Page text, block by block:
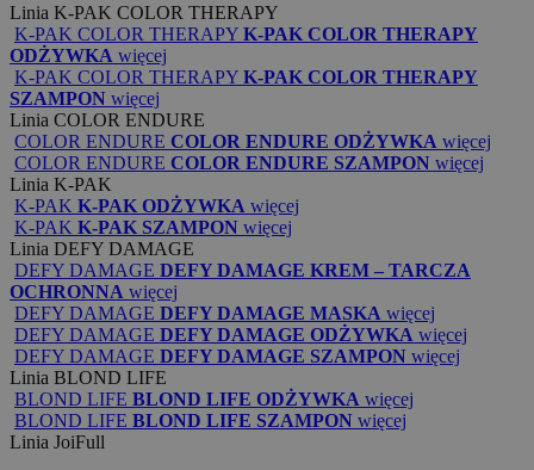
Linia K-PAK COLOR THERAPY
K-PAK COLOR THERAPY K-PAK COLOR THERAPY
ODŻYWKA więcej
K-PAK COLOR THERAPY K-PAK COLOR THERAPY
SZAMPON więcej
Linia COLOR ENDURE
COLOR ENDURE COLOR ENDURE ODŻYWKA więcej
COLOR ENDURE COLOR ENDURE SZAMPON więcej
Linia K-PAK
K-PAK K-PAK ODŻYWKA więcej
K-PAK K-PAK SZAMPON więcej
Linia DEFY DAMAGE
DEFY DAMAGE DEFY DAMAGE KREM – TARCZA
OCHRONNA więcej
DEFY DAMAGE DEFY DAMAGE MASKA więcej
DEFY DAMAGE DEFY DAMAGE ODŻYWKA więcej
DEFY DAMAGE DEFY DAMAGE SZAMPON więcej
Linia BLOND LIFE
BLOND LIFE BLOND LIFE ODŻYWKA więcej
BLOND LIFE BLOND LIFE SZAMPON więcej
Linia JoiFull